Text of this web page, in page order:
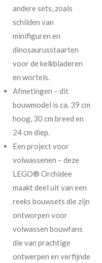
andere sets, zoals
schilden van
minifiguren en
dinosaurusstaarten
voor de kelkbladeren
en wortels.
Afmetingen – dit
bouwmodel is ca. 39 cm
hoog, 30 cm breed en
24 cm diep.
Een project voor
volwassenen – deze
LEGO® Orchidee
maakt deel uit van een
reeks bouwsets die zijn
ontworpen voor
volwassen bouwfans
die van prachtige
ontwerpen en verfijnde